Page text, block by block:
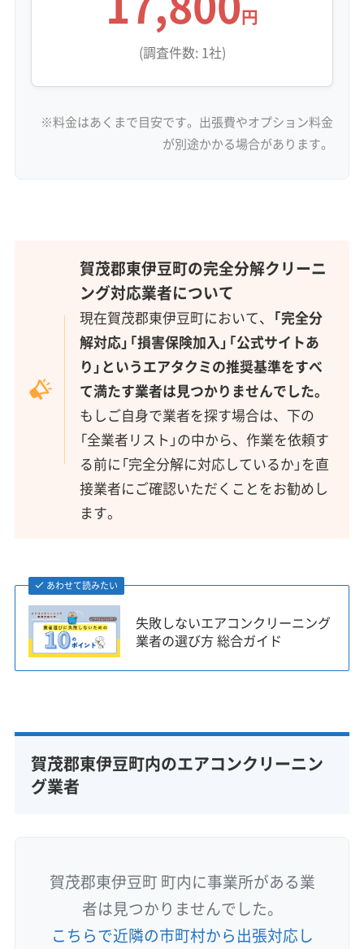
円
(調査件数: 1社)
※料金はあくまで目安です。出張費やオプション料金
が別途かかる場合があります。
賀茂郡東伊豆町の完全分解クリーニ
ング対応業者について
現在賀茂郡東伊豆町において、 「完全分
解対応」「損害保険加入」「公式サイトあ
り」というエアタクミの推奨基準をすべ
て満たす業者は見つかりませんでした。
もしご自身で業者を探す場合は、下の
「全業者リスト」の中から、作業を依頼す
る前に「完全分解に対応しているか」を直
接業者にご確認いただくことをお勧めし
ます。
あわせて読みたい
失敗しないエアコンクリーニング
業者の選び方 総合ガイド
賀茂郡東伊豆町内のエアコンクリーニン
グ業者
賀茂郡東伊豆町 町内に事業所がある業
者は見つかりませんでした。
こちらで近隣の市町村から出張対応し